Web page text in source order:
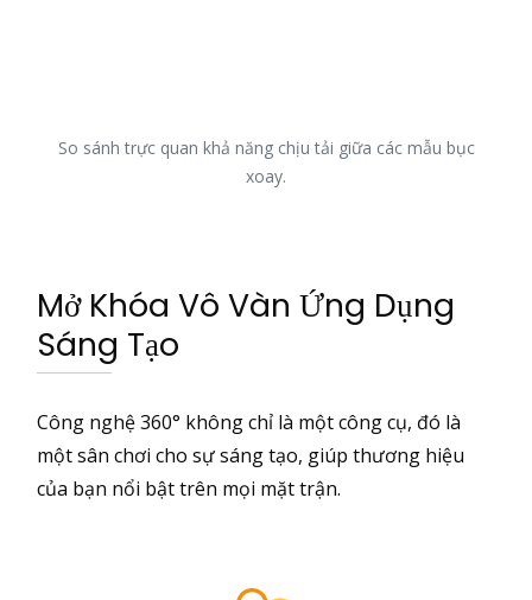
So sánh trực quan khả năng chịu tải giữa các mẫu bục
xoay.
Mở Khóa Vô Vàn Ứng Dụng
Sáng Tạo
Công nghệ 360° không chỉ là một công cụ, đó là
một sân chơi cho sự sáng tạo, giúp thương hiệu
của bạn nổi bật trên mọi mặt trận.